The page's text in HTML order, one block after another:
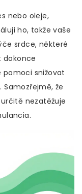
nebo oleje,
ho, takže vaše
srdce, některé
dokonce
snižovat
že
nezatěžuje